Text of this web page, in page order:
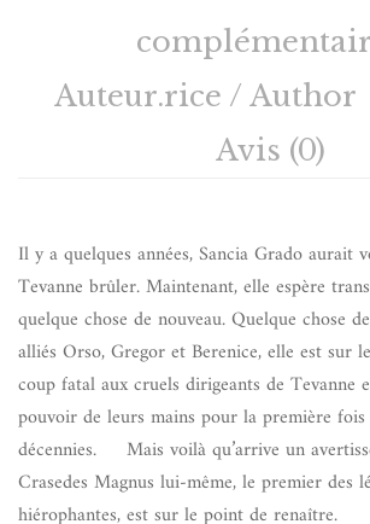
Auteur.rice / Author
Avis (0)
Il y a quelques années, Sancia Grado aurait
Tevanne brûler. Maintenant, elle espère
quelque chose de nouveau. Quelque chose
alliés Orso, Gregor et Berenice, elle est sur
coup fatal aux cruels dirigeants de Tevanne
pouvoir de leurs mains pour la première fois
décennies. Mais voilà qu’arrive un
Crasedes Magnus lui-même, le premier des
hiérophantes, est sur le point de renaître.